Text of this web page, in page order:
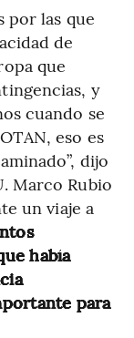
por las que
de
que
y
cuando se
eso es
dijo
Marco Rubio
un viaje a
había
para